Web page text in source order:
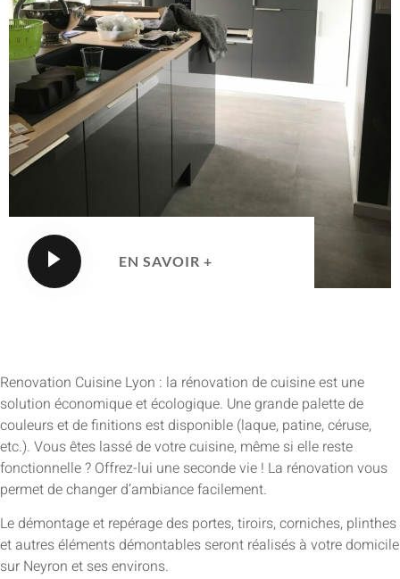
EN SAVOIR +
Renovation Cuisine Lyon : la rénovation de cuisine est une
solution économique et écologique. Une grande palette de
couleurs et de finitions est disponible (laque, patine, céruse,
etc.). Vous êtes lassé de votre cuisine, même si elle reste
fonctionnelle ? Offrez-lui une seconde vie ! La rénovation vous
permet de changer d’ambiance facilement.
Le démontage et repérage des portes, tiroirs, corniches, plinthes
et autres éléments démontables seront réalisés à votre domicile
sur Neyron et ses environs.